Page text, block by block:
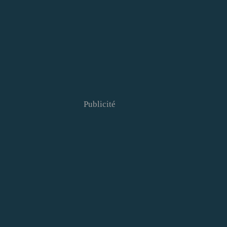
Publicité